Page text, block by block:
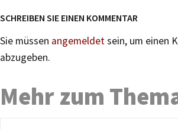
SCHREIBEN SIE EINEN KOMMENTAR
Sie müssen angemeldetsein, um einen
abzugeben.
Mehr zum